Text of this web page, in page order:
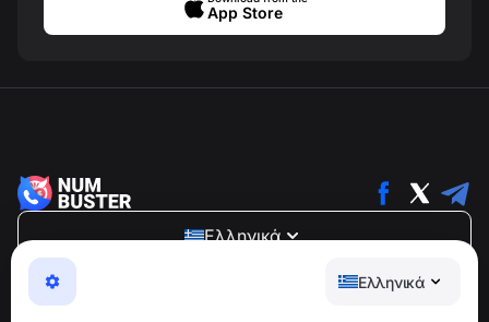
Ελληνικά
App Store
Ελληνικά
NumBuster © 2013—2026 ·
support@numbuster.com
Μια εύχρηστη εφαρμογή που σας προστατεύει από